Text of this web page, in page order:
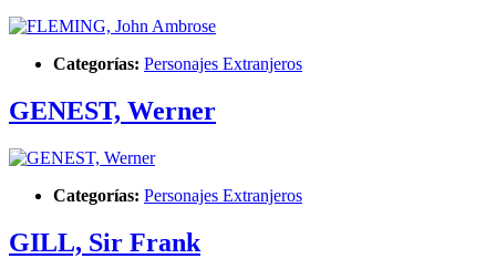
Categorías: Personajes Extranjeros
GENEST, Werner
Categorías: Personajes Extranjeros
GILL, Sir Frank